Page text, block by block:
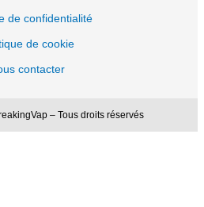
de confidentialité
de cookie
contacter
– Tous droits réservés